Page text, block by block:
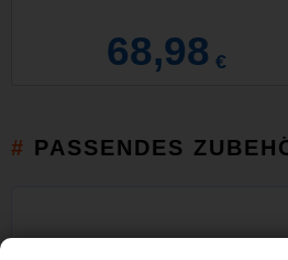
68,98 €
PASSENDES